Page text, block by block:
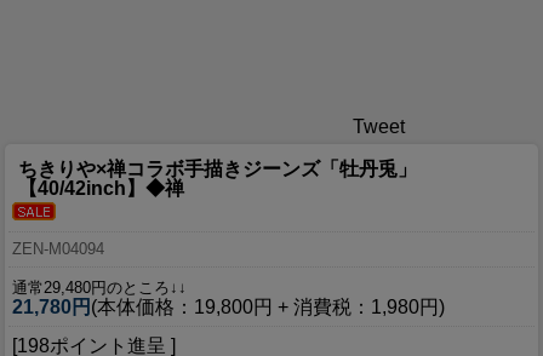
Tweet
ちきりや×禅コラボ手描きジーンズ「牡丹兎」
【40/42inch】◆禅
ZEN-M04094
通常29,480円のところ↓↓
21,780円 (本体価格：19,800円 + 消費税：1,980円)
[198ポイント進呈 ]